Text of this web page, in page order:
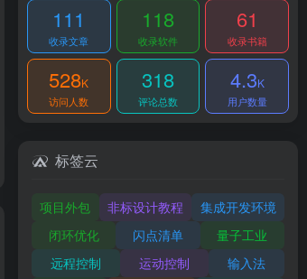
111
收录文章
118
收录软件
61
收录书籍
528K
访问人数
318
评论总数
4.3K
用户数量
标签云
项目外包 非标设计教程
集成开发环境
闭环优化
闪点清单
量子工业
远程控制
运动控制
输入法